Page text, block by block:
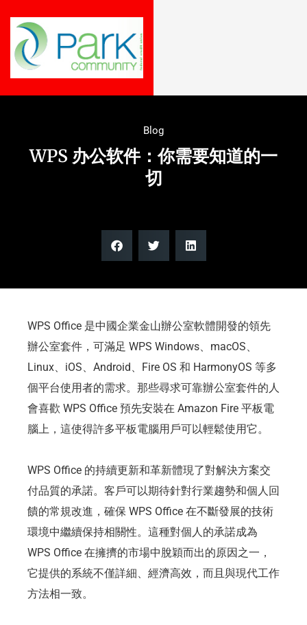
Blog
WPS 办公软件：你需要知道的一
切
WPS Office 是中國企業金山辦公室軟體開發的領先
辦公室套件，可滿足 WPS Windows、macOS、
Linux、iOS、Android、Fire OS 和 HarmonyOS 等多
個平台使用者的需求。那些尋求可靠辦公室套件的人
會喜歡 WPS Office 預先安裝在 Amazon Fire 平板電
腦上，這使得許多平板電腦用戶可以輕鬆使用它。
WPS Office 的持續更新和革新體現了對解決方案交
付品質的承諾。客戶可以期待針對行業趨勢和個人回
饋的常規改進，確保 WPS Office 在不斷發展的技術
環境中繼續保持相關性。這種對個人的承諾成為
WPS Office 在擁擠的市場中脫穎而出的原因之一，
它提供的系統不僅詳細、經濟高效，而且與現代工作
方法相一致。